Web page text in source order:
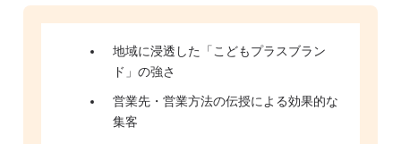
地域に浸透した「こどもプラスブラン
ド」の強さ
営業先・営業方法の伝授による効果的な
集客